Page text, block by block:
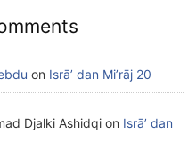
on Isrā’ dan Mi’rāj 20
Djalki Ashidqi on Isrā’ dan